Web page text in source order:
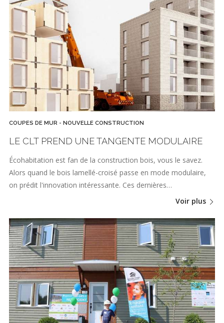
COUPES DE MUR - NOUVELLE CONSTRUCTION
LE CLT PREND UNE TANGENTE MODULAIRE
Écohabitation est fan de la construction bois, vous le savez.
Alors quand le bois lamellé-croisé passe en mode modulaire,
on prédit l'innovation intéressante. Ces dernières…
Voir plus